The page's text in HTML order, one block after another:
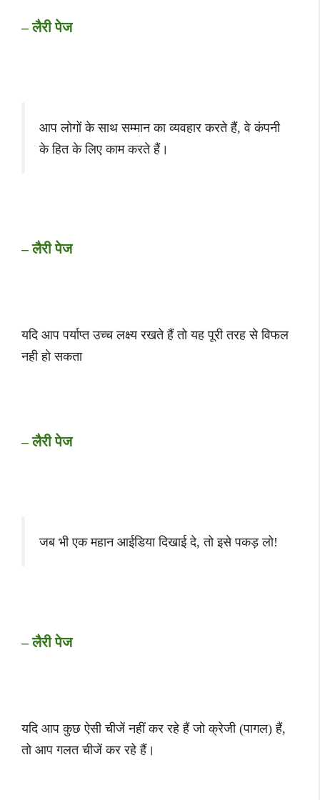
– लैरी पेज
आप लोगों के साथ सम्मान का व्यवहार करते हैं, वे कंपनी
के हित के लिए काम करते हैं।
– लैरी पेज
यदि आप पर्याप्त उच्च लक्ष्य रखते हैं तो यह पूरी तरह से विफल
नही हो सकता
– लैरी पेज
जब भी एक महान आईडिया दिखाई दे, तो इसे पकड़ लो!
– लैरी पेज
यदि आप कुछ ऐसी चीजें नहीं कर रहे हैं जो क्रेजी (पागल) हैं,
तो आप गलत चीजें कर रहे हैं।